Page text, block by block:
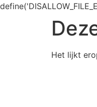
Het lijkt